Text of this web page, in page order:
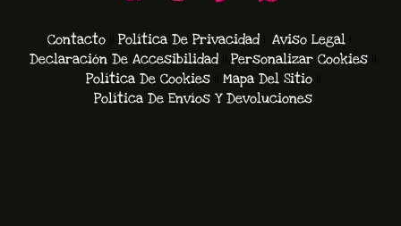
Contacto Política De Privacidad
Aviso Legal
Declaración De Accesibilidad
Personalizar Cookies
Política De Cookies
Mapa Del Sitio
Política De Envíos Y Devoluciones